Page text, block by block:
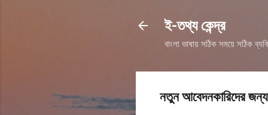
ই-তথ্য কেন্দ্র
বাংলা ভাষায় সঠিক সময়ে সঠিক
নতুন আবেদনকারিদের